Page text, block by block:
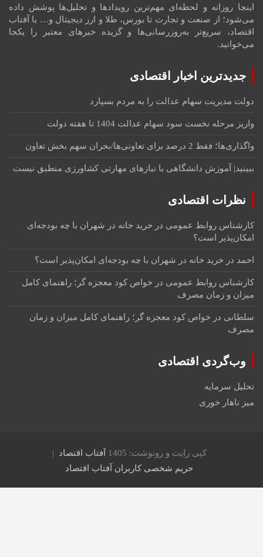
اینجا روزانه و لحظه‌ای مهم‌ترین رویدادها و تحلیل‌ها پوشش داده
می‌شود؛ از صنعت و تجارت تا بورس، طلا و ارز دیجیتال و… با آفتاب
اقتصاد، سریع‌تر به‌روزرسانی‌ها و گزیده خبرهای معتبر را یکجا
می‌خوانید.
جدیدترین اخبار اقتصادی
دولت مدیریت سهام عدالت را به مردم بسپارد
واریز مرحله نخست سود سهام عدالت 1404 تا هفته دولت
واگذاری‌ها؛ فقط 2 درصد برای تعاونی‌ها/بحران سهم بخش تعاون
ببینید| آموزش دانشگاهی با نیازهای مهارتی کشاورزی منطبق نیست
نظرات اقتصادی
کارشناس روابط عمومی در خرید خانه در شهران با چه بودجه‌ای
امکان‌پذیر است؟
احمددر خرید خانه در شهران با چه بودجه‌ای امکان‌پذیر است؟
کارشناس روابط عمومی در خواص کود معجزه گر؛ راهنمای کامل
میزان و زمان مصرف
سلطانی در خواص کود معجزه گر؛ راهنمای کامل میزان و زمان
مصرف
وب‌گردی اقتصادی
تحلیل سرمایه
میز ناهار خوری
کپی رایت و رونوشت: 1405
آفتاب اقتصاد
حریم شخصی کاربران آفتاب اقتصاد